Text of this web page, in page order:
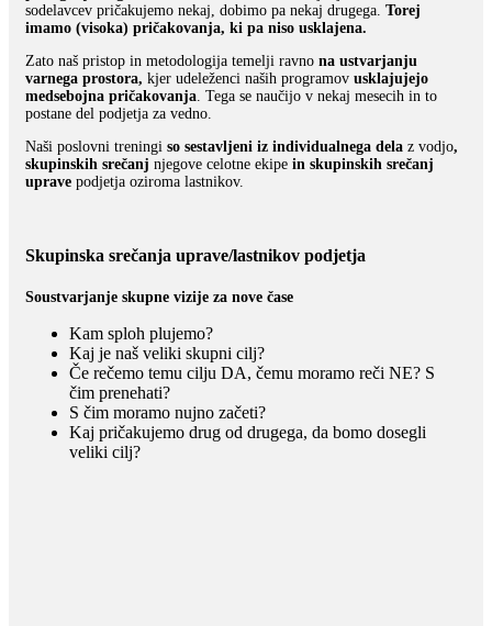
sodelavcev pričakujemo nekaj, dobimo pa nekaj drugega. Torej
imamo (visoka) pričakovanja, ki pa niso usklajena.
Zato naš pristop in metodologija temelji ravno na ustvarjanju
varnega prostora, kjer udeleženci naših programov usklajujejo
medsebojna pričakovanja . Tega se naučijo v nekaj mesecih in to
postane del podjetja za vedno.
Naši poslovni treningi so sestavljeni iz individualnega dela z vodjo,
skupinskih srečanj njegove celotne ekipe in skupinskih srečanj
uprave podjetja oziroma lastnikov.
Skupinska srečanja uprave/lastnikov podjetja
Soustvarjanje skupne vizije za nove čase
Kam sploh plujemo?
Kaj je naš veliki skupni cilj?
Če rečemo temu cilju DA, čemu moramo reči NE? S
čim prenehati?
S čim moramo nujno začeti?
Kaj pričakujemo drug od drugega, da bomo dosegli
veliki cilj?